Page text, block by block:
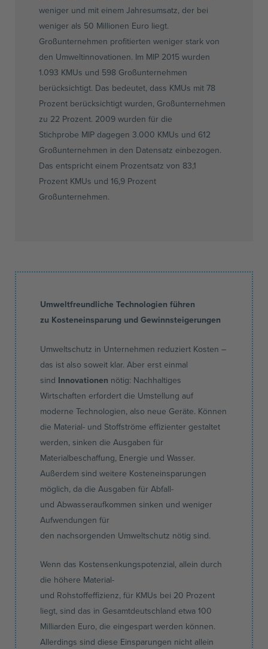
weniger und mit einem Jahresumsatz, der bei
weniger als 50 Millionen Euro liegt.
Großunternehmen profitierten weniger stark von
den Umweltinnovationen. Im MIP 2015 wurden
1.093 KMUs und 598 Großunternehmen
berücksichtigt. Das bedeutet, dass KMUs mit 78
Prozent berücksichtigt wurden, Großunternehmen
zu 22 Prozent. 2009 wurden für die
Stichprobe MIP dagegen 3.000 KMUs und 612
Großunternehmen in den Datensatz einbezogen.
Das entspricht einem Prozentsatz von 83,1
Prozent KMUs und16,9 Prozent
Großunternehmen.
Umweltfreundliche Technologien führen
zu Kosteneinsparung undGewinnsteigerungen
Umweltschutz in Unternehmen reduziert Kosten –
das ist also soweit klar. Aber erst einmal
sind Innovationen nötig: Nachhaltiges
Wirtschaften erfordert die Umstellung auf
moderne Technologien, also neue Geräte. Können
die Material- und Stoffströme effizienter gestaltet
werden, sinken die Ausgaben für
Materialbeschaffung, Energie und Wasser.
Außerdem sind weitere Kosteneinsparungen
möglich, da die Ausgaben für Abfall-
undAbwasseraufkommen sinken und weniger
Aufwendungen für
den nachsorgenden Umweltschutz nötig sind.
Wenn das Kostensenkungspotenzial, allein durch
die höhere Material-
und Rohstoffeffizienz, für KMUs bei 20 Prozent
liegt, sind das in Gesamtdeutschland etwa 100
Milliarden Euro, die eingespart werden können.
Allerdings sind diese Einsparungen nicht allein